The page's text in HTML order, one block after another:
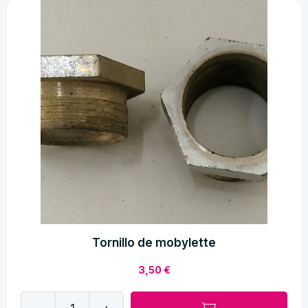
mobylette
Onix
cantidad
Tornillo de mobylette
3,50€